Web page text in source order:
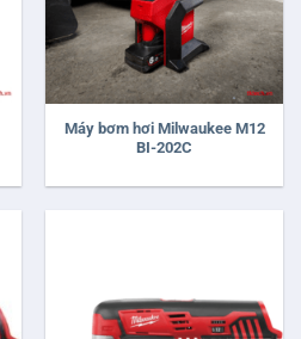
Máy bơm hơi Milwaukee M12
BI-202C